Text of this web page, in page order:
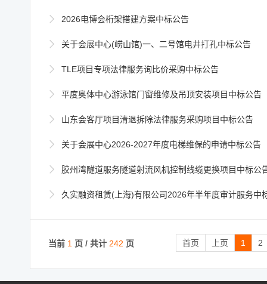
 2026电博会桁架搭建方案中标公告
 关于会展中心(崂山馆)一、二号馆电井打孔中标公告
 TLE项目专项法律服务询比价采购中标公告
 平度奥体中心游泳馆门窗维修及吊顶安装项目中标公告
 山东会客厅项目清退拆除法律服务采购项目中标公告
 关于会展中心2026-2027年度电梯维保的申请中标公告
 胶州湾隧道服务隧道射流风机控制线缆更换项目中标公
 久实融资租赁(上海)有限公司2026年半年度审计服务中
当前 1 页 / 共计 242 页 首页 上页 1 2